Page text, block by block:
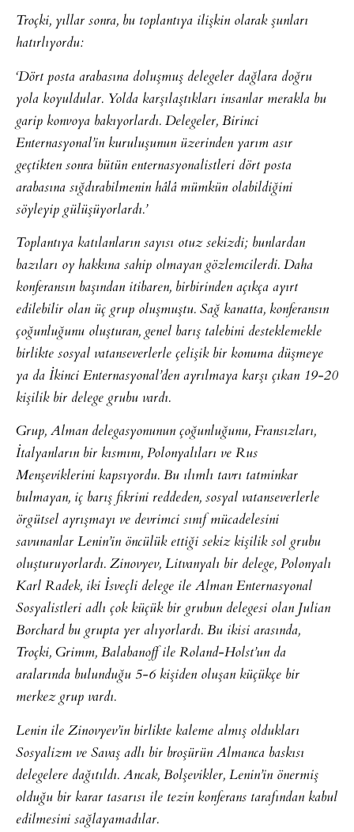
Troçki, yıllar sonra, bu toplantıya ilişkin olarak şunları
hatırlıyordu:
‘Dört posta arabasına doluşmuş delegeler dağlara doğru
yola koyuldular. Yolda karşılaştıkları insanlar merakla bu
garip konvoya bakıyorlardı. Delegeler, Birinci
Enternasyonal’in kuruluşunun üzerinden yarım asır
geçtikten sonra bütün enternasyonalistleri dört posta
arabasına sığdırabilmenin hâlâ mümkün olabildiğini
söyleyip gülüşüyorlardı.’
Toplantıya katılanların sayısı otuz sekizdi; bunlardan
bazıları oy hakkına sahip olmayan gözlemcilerdi. Daha
konferansın başından itibaren, birbirinden açıkça ayırt
edilebilir olan üç grup oluşmuştu. Sağ kanatta, konferansın
çoğunluğunu oluşturan, genel barış talebini desteklemekle
birlikte sosyal vatanseverlerle çelişik bir konuma düşmeye
ya da İkinci Enternasyonal’den ayrılmaya karşı çıkan 19-20
kişilik bir delege grubu vardı.
Grup, Alman delegasyonunun çoğunluğunu, Fransızları,
İtalyanların bir kısmını, Polonyalıları ve Rus
Menşeviklerini kapsıyordu. Bu ılımlı tavrı tatminkar
bulmayan, iç barış fikrini reddeden, sosyal vatanseverlerle
örgütsel ayrışmayı ve devrimci sınıf mücadelesini
savunanlar Lenin’in öncülük ettiği sekiz kişilik sol grubu
oluşturuyorlardı. Zinovyev, Litvanyalı bir delege, Polonyalı
Karl Radek, iki İsveçli delege ile Alman Enternasyonal
Sosyalistleri adlı çok küçük bir grubun delegesi olan Julian
Borchard bu grupta yer alıyorlardı. Bu ikisi arasında,
Troçki, Grimm, Balabanoff ile Roland-Holst’un da
aralarında bulunduğu 5-6 kişiden oluşan küçükçe bir
merkez grup vardı.
Lenin ile Zinovyev’in birlikte kaleme almış oldukları
Sosyalizm ve Savaş adlı bir broşürün Almanca baskısı
delegelere dağıtıldı. Ancak, Bolşevikler, Lenin’in önermiş
olduğu bir karar tasarısı ile tezin konferans tarafından kabul
edilmesini sağlayamadılar.